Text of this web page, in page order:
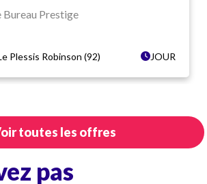
Bureau Prestige
Robinson (92)
?
jour : du lundi au vendredi de 13h à
2 samedis par mois
fournie
Plessis Robinson (92) JOUR
toutes les offres
pas